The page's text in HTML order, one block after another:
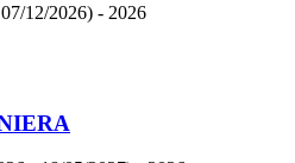
12/2026) - 2026